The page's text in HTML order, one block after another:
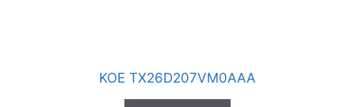
KOE TX26D207VM0AAA